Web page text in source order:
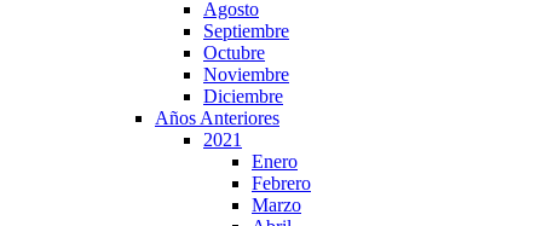
Agosto
Septiembre
Octubre
Noviembre
Diciembre
Años Anteriores
2021
Enero
Febrero
Marzo